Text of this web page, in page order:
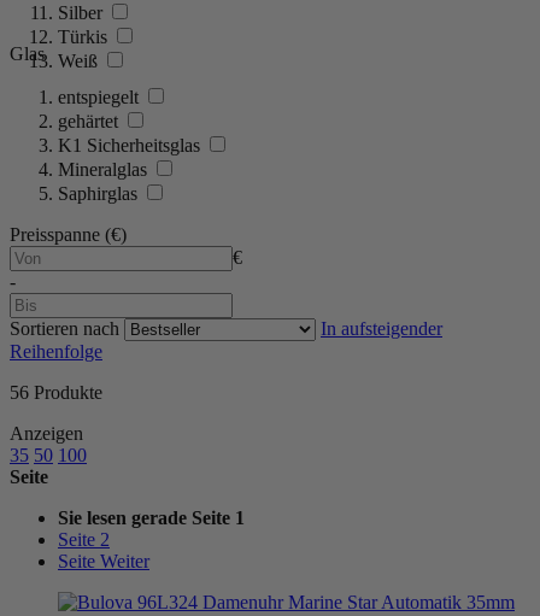
Silber
Türkis
Weiß
Glas
entspiegelt
gehärtet
K1 Sicherheitsglas
Mineralglas
Saphirglas
Preisspanne (€)
€
-
Sortieren nach
In aufsteigender
Reihenfolge
56 Produkte
Anzeigen
35 50 100
Seite
Sie lesen gerade Seite 1
Seite 2
Seite Weiter